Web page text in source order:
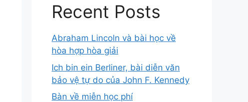
Recent Posts
Abraham Lincoln và bài học về
hòa hợp hòa giải
Ich bin ein Berliner, bài diễn văn
bảo vệ tự do của John F. Kennedy
Bàn về miễn học phí